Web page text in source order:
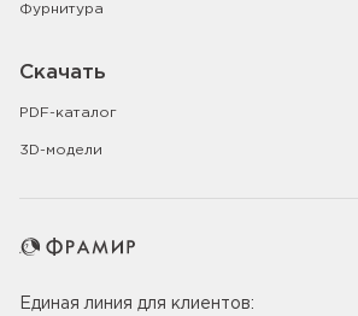
Фурнитура
Скачать
PDF-каталог
3D-модели
Единая линия для клиентов: